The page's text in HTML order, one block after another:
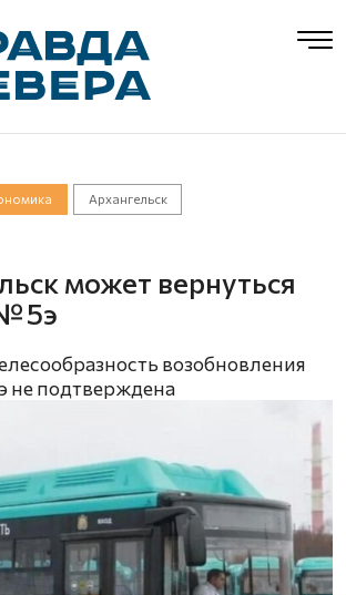
Архангельск
может вернуться
5э
возобновления
не подтверждена